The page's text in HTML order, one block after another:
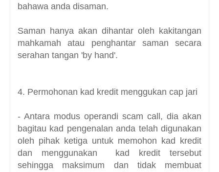
bahawa anda disaman.
Saman hanya akan dihantar oleh kakitangan
mahkamah atau penghantar saman secara
serahan tangan 'by hand'.
4. Permohonan kad kredit menggukan cap jari
- Antara modus operandi scam call, dia akan
bagitau kad pengenalan anda telah digunakan
oleh pihak ketiga untuk memohon kad kredit
dan menggunakan kad kredittersebut
sehingga maksimum dan tidak membuat